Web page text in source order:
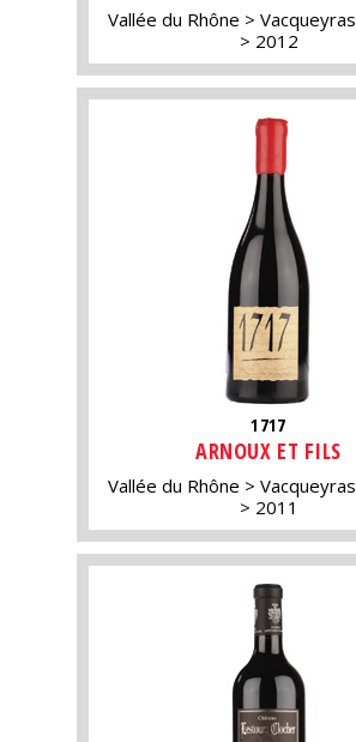
Vallée du Rhône Vacqueyras
2012
1717
ARNOUX ET FILS
Vallée du Rhône Vacqueyras
2011